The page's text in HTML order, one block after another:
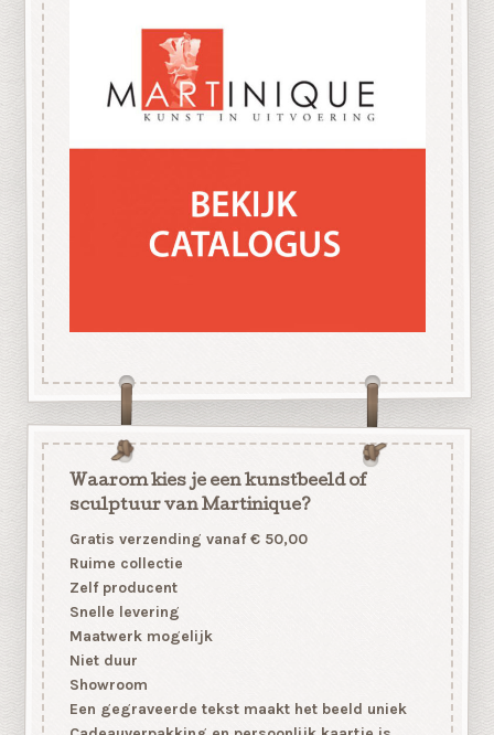
Waarom kies je een kunstbeeld of
sculptuur van Martinique?
Gratis verzending vanaf € 50,00
Ruime collectie
Zelf producent
Snelle levering
Maatwerk mogelijk
Niet duur
Showroom
Een gegraveerde tekst maakt het beeld uniek